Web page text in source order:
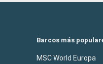
Barcos más
MSC World Europa